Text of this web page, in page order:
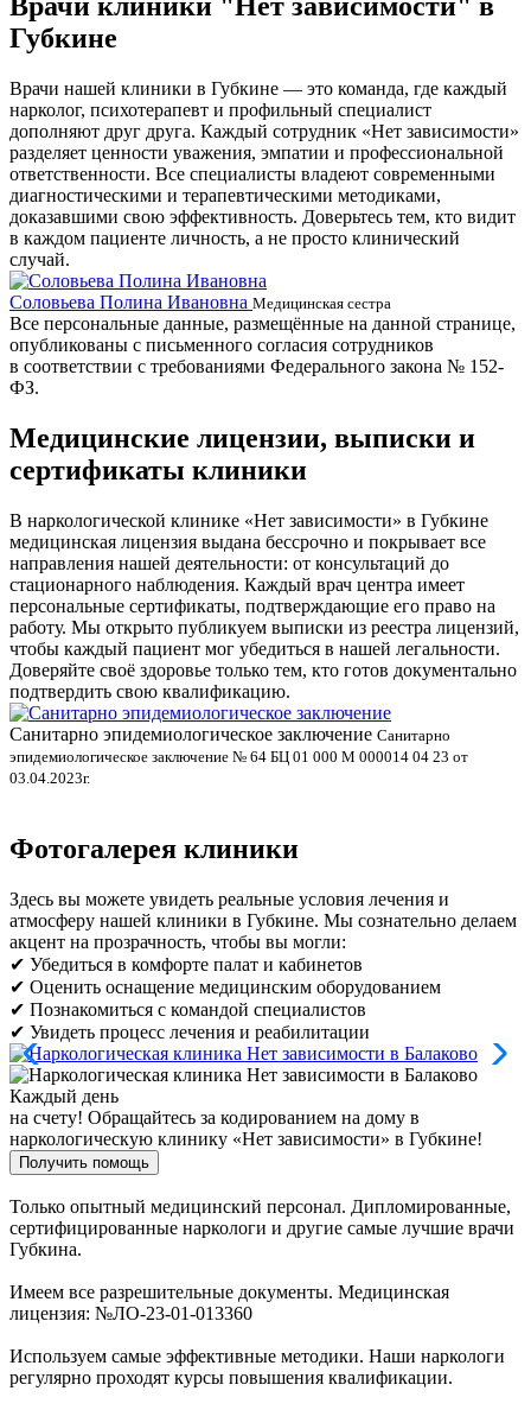
Губкине
Врачи нашей клиники в Губкине — это команда, где каждый
нарколог, психотерапевт и профильный специалист
дополняют друг друга. Каждый сотрудник «Нет зависимости»
разделяет ценности уважения, эмпатии и профессиональной
ответственности. Все специалисты владеют современными
диагностическими и терапевтическими методиками,
доказавшими свою эффективность. Доверьтесь тем, кто видит
в каждом пациенте личность, а не просто клинический
случай.
Соловьева Полина Ивановна Медицинская сестра
Все персональные данные, размещённые на данной странице,
опубликованы с письменного согласия сотрудников
в соответствии с требованиями Федерального закона № 152-
ФЗ.
Медицинские лицензии, выписки и
сертификаты клиники
В наркологической клинике «Нет зависимости» в Губкине
медицинская лицензия выдана бессрочно и покрывает все
направления нашей деятельности: от консультаций до
стационарного наблюдения. Каждый врач центра имеет
персональные сертификаты, подтверждающие его право на
работу. Мы открыто публикуем выписки из реестра лицензий,
чтобы каждый пациент мог убедиться в нашей легальности.
Доверяйте своё здоровье только тем, кто готов документально
подтвердить свою квалификацию.
Санитарно эпидемиологическое заключение Санитарно
эпидемиологическое заключение № 64 БЦ 01 000 М 000014 04 23 от
03.04.2023г.
Фотогалерея клиники
Здесь вы можете увидеть реальные условия лечения и
атмосферу нашей клиники в Губкине. Мы сознательно делаем
акцент на прозрачность, чтобы вы могли:
✔ Убедиться в комфорте палат и кабинетов
✔ Оценить оснащение медицинским оборудованием
✔ Познакомиться с командой специалистов
✔ Увидеть процесс лечения и реабилитации
Каждый день
на счету! Обращайтесь за кодированием на дому в
наркологическую клинику «Нет зависимости» в Губкине!
Получить помощь
Только опытный медицинский персонал. Дипломированные,
сертифицированные наркологи и другие самые лучшие врачи
Губкина.
Имеем все разрешительные документы. Медицинская
лицензия: №ЛО-23-01-013360
Используем самые эффективные методики. Наши наркологи
регулярно проходят курсы повышения квалификации.